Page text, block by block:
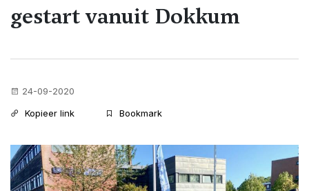
gestart vanuit Dokkum
24-09-2020
Kopieer link
Bookmark